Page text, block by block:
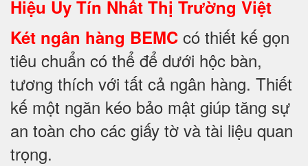
Hiệu Uy Tín Nhất Thị Trường Việt
Két ngân hàng BEMC có thiết kế gọn
tiêu chuẩn có thể để dưới hộc bàn,
tương thích với tất cả ngân hàng. Thiết
kế một ngăn kéo bảo mật giúp tăng sự
an toàn cho các giấy tờ và tài liệu quan
trọng.